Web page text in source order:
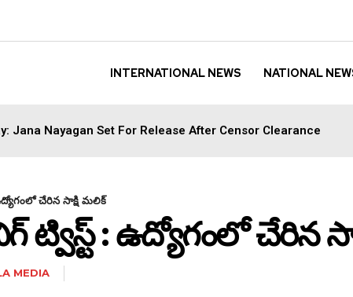
INTERNATIONAL NEWS NATIONAL
Jana Nayagan Set For Release After Censor Clearance
చేరిన సాక్షి మలిక్
ట్విస్ట్ : ఉద్యోగంలో చేరిన
MEDIA